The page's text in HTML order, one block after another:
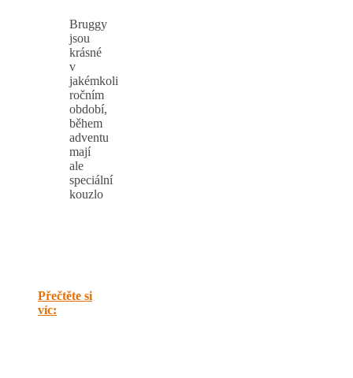
Bruggy
jsou
krásné
v
jakémkoli
ročním
období,
během
adventu
mají
ale
speciální
kouzlo
Přečtěte si
víc: